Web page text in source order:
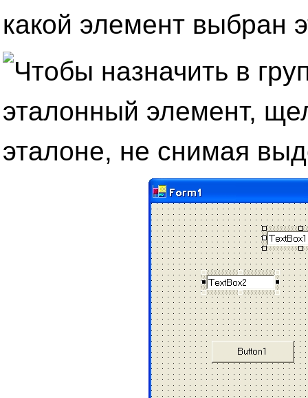
какой элемент выбран
Чтобы назначить в
эталонный элемент,
эталоне, не снимая